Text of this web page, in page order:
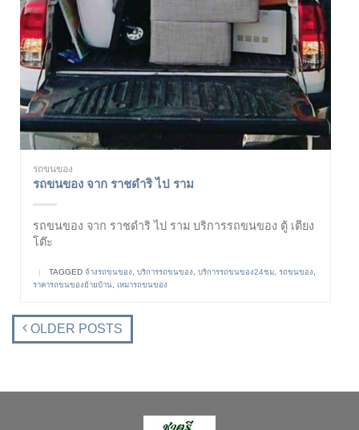
รถขนของ
รถขนของ จาก ราชดำริ ไป ราม
รถขนของ จาก ราชดำริ ไป ราม บริการรถขนของ ตู้ เตียง
โต๊ะ
| TAGGED จ้างรถขนของ, บริการรถขนของ, บริการรถขนของ24ชม, รถขนของ,
ราคารถขนของย้ายบ้าน, เหมารถขนของ
OLDER POSTS